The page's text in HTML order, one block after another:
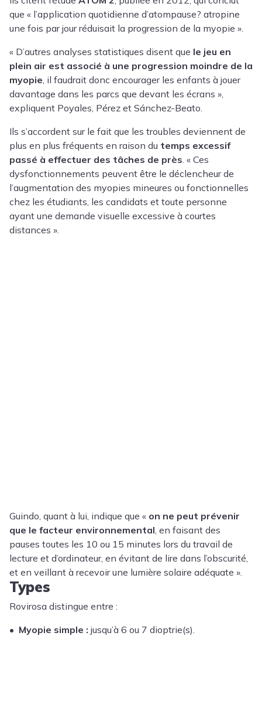
que « l’application quotidienne d’atompause? atropine
une fois par jour réduisait la progression de la myopie ».
« D’autres analyses statistiques disent que le jeu en
plein air est associé à une progression moindre de la
myopie , il faudrait donc encourager les enfants à jouer
davantage dans les parcs que devant les écrans »,
expliquent Poyales, Pérez et Sánchez-Beato.
Ils s’accordent sur le fait que les troubles deviennent de
plus en plus fréquents en raison du temps excessif
passé à effectuer des tâches de près . « Ces
dysfonctionnements peuvent être le déclencheur de
l’augmentation des myopies mineures ou fonctionnelles
chez les étudiants, les candidats et toute personne
ayant une demande visuelle excessive à courtes
distances ».
Guindo, quant à lui, indique que « on ne peut prévenir
que le facteur environnemental , en faisant des
pauses toutes les 10 ou 15 minutes lors du travail de
lecture et d’ordinateur, en évitant de lire dans l’obscurité,
et en veillant à recevoir une lumière solaire adéquate ».
Types
Rovirosa distingue entre :
• Myopie simple : jusqu’à 6 ou 7 dioptrie(s).